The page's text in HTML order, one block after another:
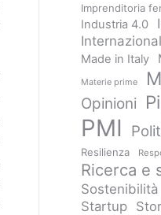
Imprenditoria
Industria 4.0
Made in Italy
Materie prime
Opinioni
PMI
Resilienza
Ricerca e
Sostenibilità
Startup